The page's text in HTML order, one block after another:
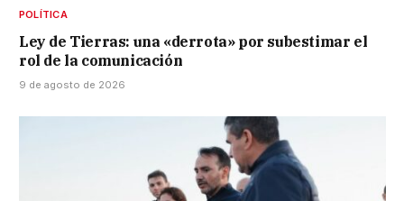
POLÍTICA
Ley de Tierras: una «derrota» por subestimar el
rol de la comunicación
9 de agosto de 2026